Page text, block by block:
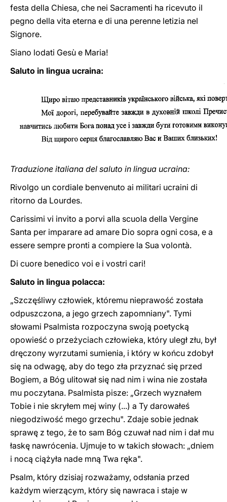
festa della Chiesa, che nei Sacramenti ha ricevuto il
pegno della vita eterna e di una perenne letizia nel
Signore.
Siano lodati Gesù e Maria!
Saluto in lingua ucraina:
Traduzione italiana del saluto in lingua ucraina:
Rivolgo un cordiale benvenuto ai militari ucraini di
ritorno da Lourdes.
Carissimi vi invito a porvi alla scuola della Vergine
Santa per imparare ad amare Dio sopra ogni cosa, e a
essere sempre pronti a compiere la Sua volontà.
Di cuore benedico voi e i vostri cari!
Saluto in lingua polacca:
„Szczęśliwy człowiek, któremu nieprawość została
odpuszczona, a jego grzech zapomniany". Tymi
słowami Psalmista rozpoczyna swoją poetycką
opowieść o przeżyciach człowieka, który uległ złu, był
dręczony wyrzutami sumienia, i który w końcu zdobył
się na odwagę, aby do tego zła przyznać się przed
Bogiem, a Bóg ulitował się nad nim i wina nie została
mu poczytana. Psalmista pisze: „Grzech wyznałem
Tobie i nie skryłem mej winy (...) a Ty darowałeś
niegodziwość mego grzechu". Zdaje sobie jednak
sprawę z tego, że to sam Bóg czuwał nad nim i dał mu
łaskę nawrócenia. Ujmuje to w takich słowach: „dniem
i nocą ciążyła nade mną Twa ręka".
Psalm, który dzisiaj rozważamy, odsłania przed
każdym wierzącym, który się nawraca i staje w